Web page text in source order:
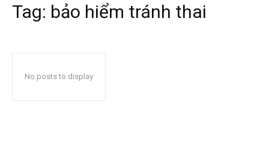
Tag: bảo hiểm tránh thai
No posts to display